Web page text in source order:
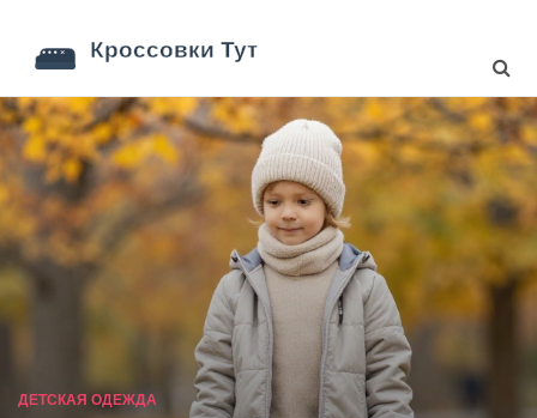
ДЕТСКАЯ ОДЕЖДА